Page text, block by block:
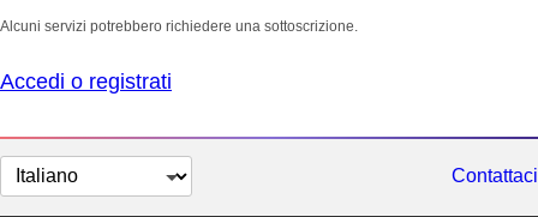
Alcuni servizi potrebbero richiedere una sottoscrizione.
Accedi o registrati
Cambia
lingua
Contattaci